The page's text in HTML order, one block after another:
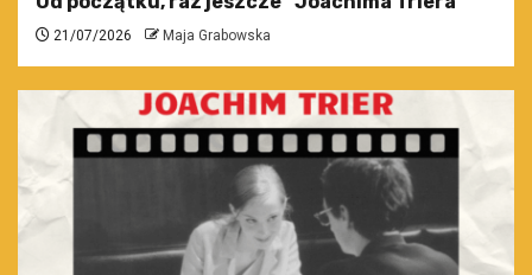
21/07/2026 Maja Grabowska